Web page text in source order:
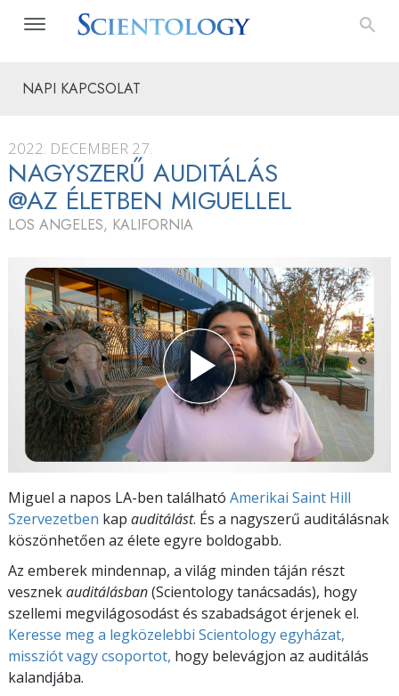
NAPI KAPCSOLAT
2022. DECEMBER 27.
NAGYSZERŰ AUDITÁLÁS
@AZ ÉLETBEN MIGUELLEL
LOS ANGELES, KALIFORNIA
Miguel a napos LA-ben található Amerikai Saint Hill
Szervezetben kap auditálást. És a nagyszerű auditálásnak
köszönhetően az élete egyre boldogabb.
Az emberek mindennap, a világ minden táján részt
vesznekauditálásban(Scientology tanácsadás), hogy
szellemi megvilágosodást és szabadságot érjenek el.
Keresse meg a legközelebbi Scientology egyházat,
missziót vagy csoportot, hogy belevágjon az auditálás
kalandjába.